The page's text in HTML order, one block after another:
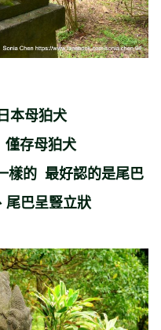
本母狛犬
存母狛犬
樣的 最好認的是尾巴
尾巴呈豎立狀